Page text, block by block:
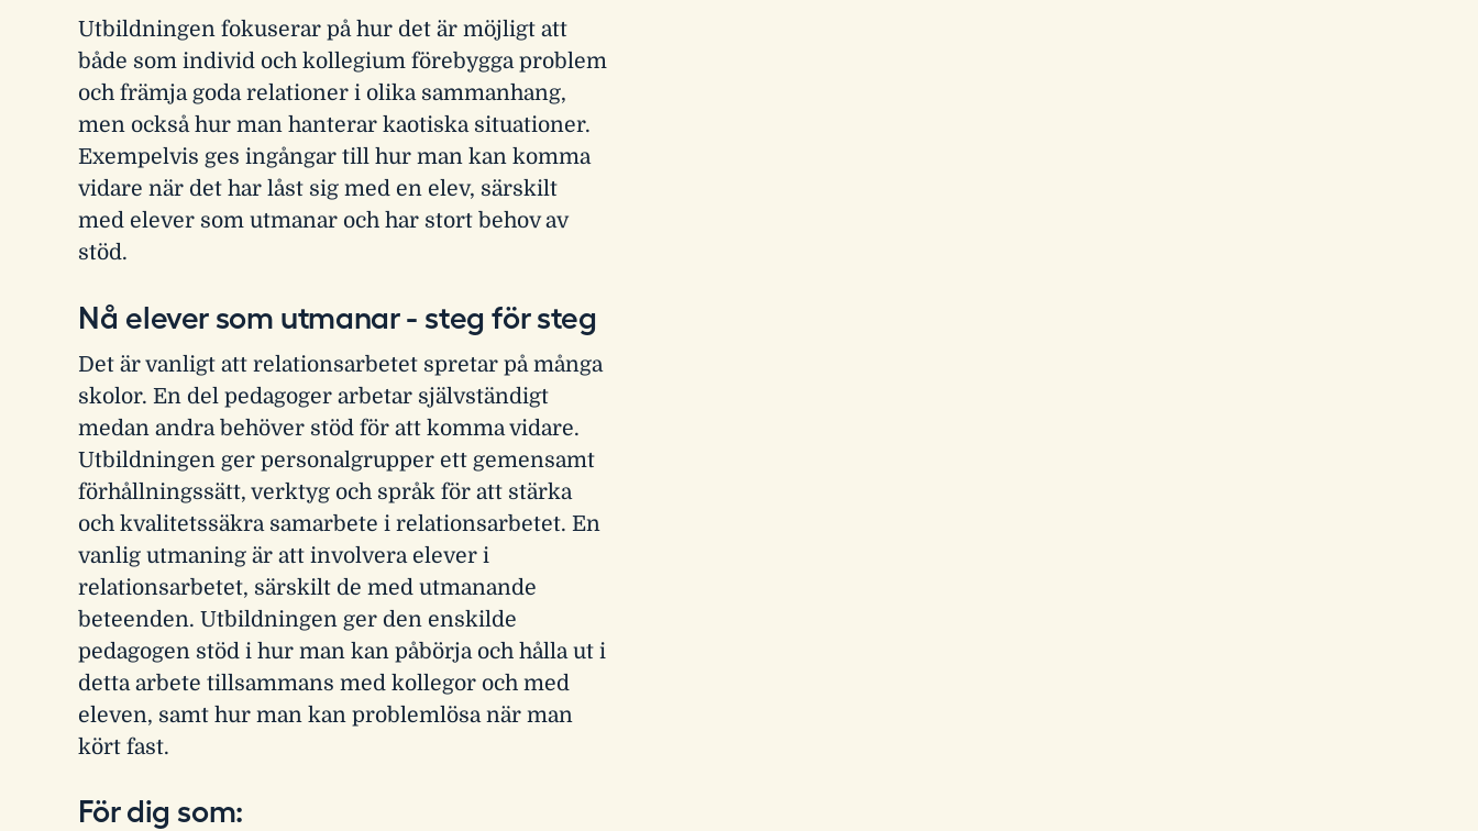
Utbildningen fokuserar på hur det är möjligt att
både som individ och kollegium förebygga problem
och främja goda relationer i olika sammanhang,
men också hur man hanterar kaotiska situationer.
Exempelvis ges ingångar till hur man kan komma
vidare när det har låst sig med en elev, särskilt
med elever som utmanar och har stort behov av
stöd.
Nå elever som utmanar - steg för steg
Det är vanligt att relationsarbetet spretar på många
skolor. En del pedagoger arbetar självständigt
medan andra behöver stöd för att komma vidare.
Utbildningen ger personalgrupper ett gemensamt
förhållningssätt, verktyg och språk för att stärka
och kvalitetssäkra samarbete i relationsarbetet. En
vanlig utmaning är att involvera elever i
relationsarbetet, särskilt de med utmanande
beteenden. Utbildningen ger den enskilde
pedagogen stöd i hur man kan påbörja och hålla ut i
detta arbete tillsammans med kollegor och med
eleven, samt hur man kan problemlösa när man
kört fast.
För dig som: